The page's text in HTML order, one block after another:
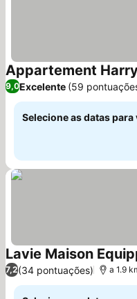
Appartement
9,0Excelente (59
Selecione as datas
Lavie Maison
7,2(34 pontuações) a 1.9